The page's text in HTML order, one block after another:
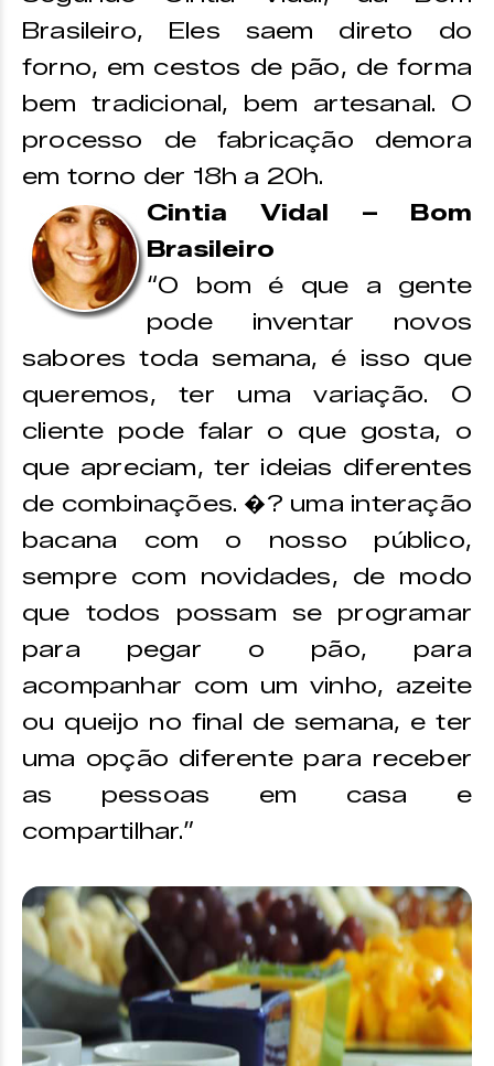
Brasileiro, Eles saem direto do
forno, em cestos de pão, de forma
bem tradicional, bem artesanal. O
processo de fabricação demora
em torno der 18h a 20h.
Cintia Vidal – Bom
Brasileiro
“O bom é que a gente
pode inventar novos
sabores toda semana, é isso que
queremos, ter uma variação. O
cliente pode falar o que gosta, o
que apreciam, ter ideias diferentes
de combinações. �? uma interação
bacana com o nosso público,
sempre com novidades, de modo
que todos possam se programar
para pegar o pão, para
acompanhar com um vinho, azeite
ou queijo no final de semana, e ter
uma opção diferente para receber
as pessoas em casa e
compartilhar.”